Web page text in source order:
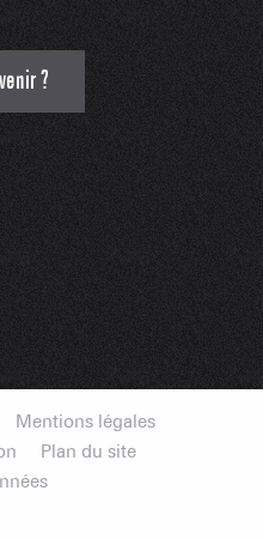
?
Mentions légales
Plan du site